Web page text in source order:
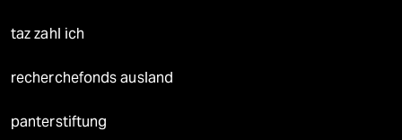
taz zahl ich
recherchefonds ausland
panterstiftung